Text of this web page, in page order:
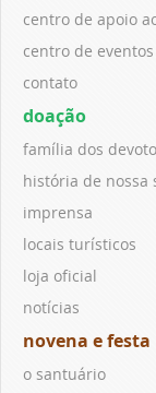
centro de apoio
centro de
contato
doação
família dos
história de nossa
imprensa
locais turísticos
loja oficial
notícias
novena e festa
o santuário